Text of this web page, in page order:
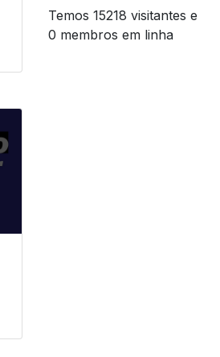
Temos 15218 visitantes e
0 membros em linha